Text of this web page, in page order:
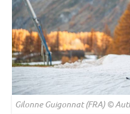
Gilonne Guigonnat (FRA) ©